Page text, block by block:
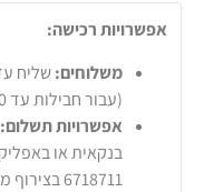
אפשרויות רכישה:
משלוחים:
(עבור חבילות עד 20 ק"ג).
אפשרויות תשלום:
6718711 בצירוף מספר הזמנה).